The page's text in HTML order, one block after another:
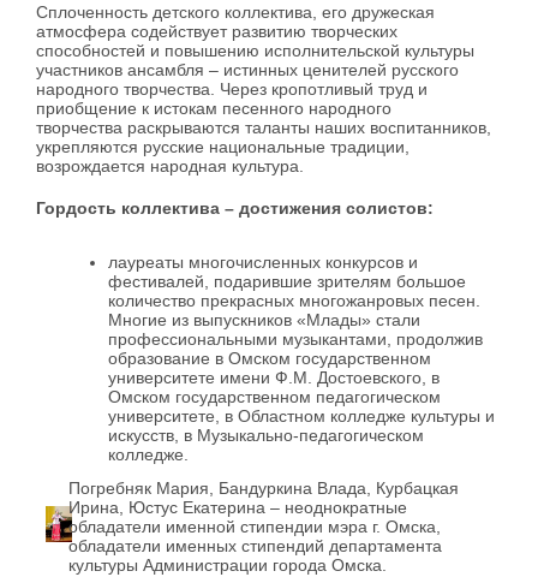
Сплоченность детского коллектива, его дружеская
атмосфера содействует развитию творческих
способностей и повышению исполнительской культуры
участников ансамбля – истинных ценителей русского
народного творчества. Через кропотливый труд и
приобщение к истокам песенного народного
творчества раскрываются таланты наших воспитанников,
укрепляются русские национальные традиции,
возрождается народная культура.
Гордость коллектива – достижения солистов:
лауреаты многочисленных конкурсов и
фестивалей, подарившие зрителям большое
количество прекрасных многожанровых песен.
Многие из выпускников «Млады» стали
профессиональными музыкантами, продолжив
образование в Омском государственном
университете имени Ф.М. Достоевского, в
Омском государственном педагогическом
университете, в Областном колледже культуры и
искусств, в Музыкально-педагогическом
колледже.
Погребняк Мария, Бандуркина Влада, Курбацкая
Ирина, Юстус Екатерина – неоднократные
обладатели именной стипендии мэра г. Омска,
обладатели именных стипендий департамента
культуры Администрации города Омска.